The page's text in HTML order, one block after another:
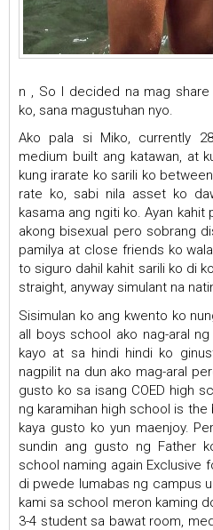
n , So I decided na mag
ko, sana magustuhan nyo.
Ako pala si Miko, currently
medium built ang katawan, at
kung irarate ko sarili ko
rate ko, sabi nila asset ko
kasama ang ngiti ko. Ayan kahit
akong bisexual pero sobrang
pamilya at close friends ko
to siguro dahil kahit sarili ko di
straight, anyway simulant na
Sisimulan ko ang kwento ko
all boys school ako nag-aral
kayo at sa hindi hindi ko
nagpilit na dun ako mag-aral
gusto ko sa isang COED high
ng karamihan high school is
kaya gusto ko yun maenjoy.
sundin ang gusto ng Father
school naming again Exclusive
di pwede lumabas ng campus
kami sa school meron kaming
3-4 student sa bawat room,